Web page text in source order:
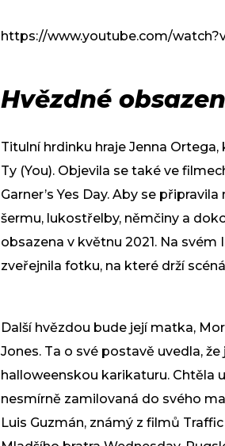
https://www.youtube.com/
Hvězdné
Titulní hrdinku hraje Jenna
Ty (You). Objevila se také ve
Garner’s Yes Day. Aby se
šermu, lukostřelby, němčiny a
obsazena v květnu 2021. Na
zveřejnila fotku, na které drží
Další hvězdou bude její matka,
Jones. Ta o své postavě uvedla,
halloweenskou karikaturu. Chtěla
nesmírně zamilovaná do svého
Luis Guzmán, známý z filmů